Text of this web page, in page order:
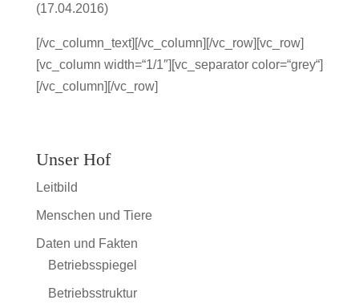
(17.04.2016)
[/vc_column_text][/vc_column][/vc_row][vc_row]
[vc_column width=“1/1″][vc_separator color=“grey“]
[/vc_column][/vc_row]
Unser Hof
Leitbild
Menschen und Tiere
Daten und Fakten
Betriebsspiegel
Betriebsstruktur